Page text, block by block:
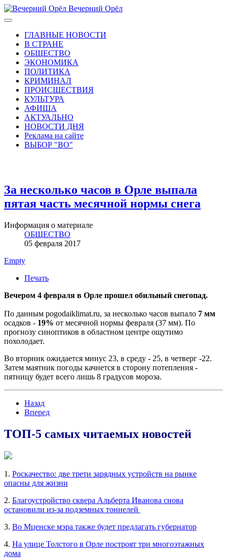
Вечерний Орёл
ГЛАВНЫЕ НОВОСТИ
В СТРАНЕ
ОБЩЕСТВО
ЭКОНОМИКА
ПОЛИТИКА
КРИМИНАЛ
ПРОИСШЕСТВИЯ
КУЛЬТУРА
АФИША
АКТУАЛЬНО
НОВОСТИ ДНЯ
Реклама на сайте
ВЫБОР "ВО"
За несколько часов в Орле выпала
пятая часть месячной нормы снега
Информация о материале
ОБЩЕСТВО
05 февраля 2017
Empty
Печать
Вечером 4 февраля в Орле прошел обильный снегопад.
По данным pogodaiklimat.ru, за несколько часов выпало 7 мм
осадков - 19% от месячной нормы февраля (37 мм). По
прогнозу синоптиков в областном центре ощутимо
похолодает.
Во вторник ожидается минус 23, в среду - 25, в четверг -22.
Затем маятник погоды качнется в сторону потепления -
пятницу будет всего лишь 8 градусов мороза.
Назад
Вперед
ТОП-5 самых читаемых новостей
1. Роскачество: две трети зарядных устройств на рынке
опасны для жизни
2. Благоустройство сквера Альберта Иванова снова
остановили из-за подземных тоннелей
3. Во Мценске мэра также будет предлагать губернатор
4. На улице Толстого в Орле построят три многоэтажных
дома